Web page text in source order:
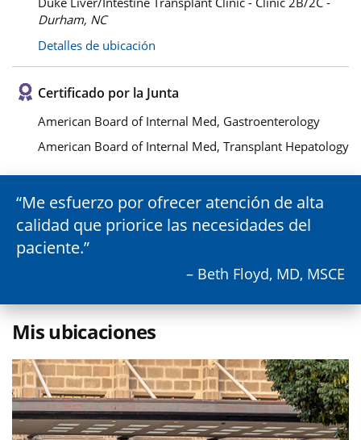
Durham, NC
Detalles de ubicación
Certificado por la Junta
American Board of Internal Med, Gastroenterology
American Board of Internal Med, Transplant Hepatology
Me esfuerzo por ofrecer atención de alta
calidad que priorice las necesidades del
paciente.
– Beth Floyd, MD, MSCE
Mis ubicaciones